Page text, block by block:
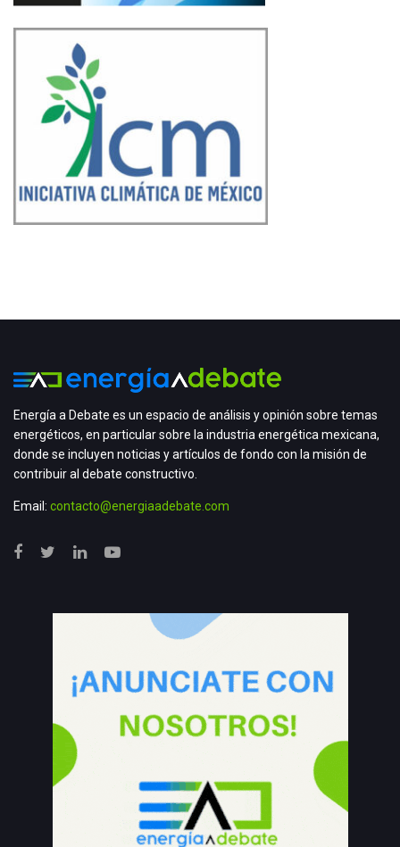
Energía a Debate es un espacio de análisis y opinión sobre temas
energéticos, en particular sobre la industria energética mexicana,
donde se incluyen noticias y artículos de fondo con la misión de
contribuir al debate constructivo.
Email: contacto@energiaadebate.com